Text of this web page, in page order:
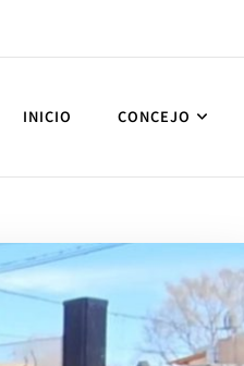
INICIO CONCEJO